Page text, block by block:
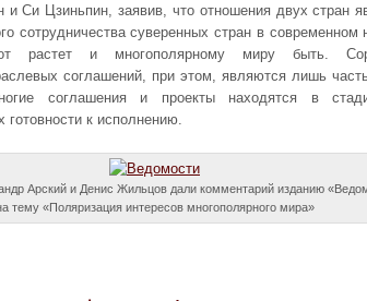
и Си Цзиньпин, заявив, что отношения двух стран
сотрудничества суверенных стран в современном
растет и многополярному миру быть.
соглашений, при этом, являются лишь
соглашения и проекты находятся в
к исполнению.
Арский и Денис Жильцов дали комментарий изданию
тему «Поляризация интересов многополярного мира»